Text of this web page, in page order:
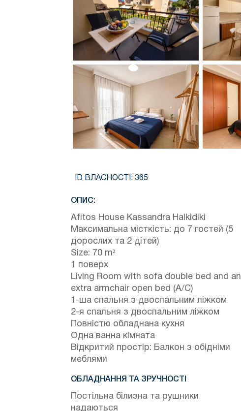
ID ВЛАСНОСТІ: 365
ОПИС:
Afitos House Kassandra Halkidiki
Максимальна місткість: до 7 гостей (5
дорослих та 2 дітей)
Size: 70 m²
1 поверх
Living Room with sofa double bed and an
extra armchair open bed (A/C)
1-ша спальня з двоспальним ліжком
2-я спальня з двоспальним ліжком
Повністю обладнана кухня
Одна ванна кімната
Відкритий простір: Балкон з обідніми
меблями
ОБЛАДНАННЯ ТА ЗРУЧНОСТІ
Постільна білизна та рушники
надаються